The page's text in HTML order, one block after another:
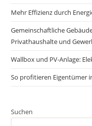
Mehr Effizienz durch
Gemeinschaftliche
Privathaushalte und
Wallbox und PV-Anlage:
So profitieren Eigentümer
Suchen